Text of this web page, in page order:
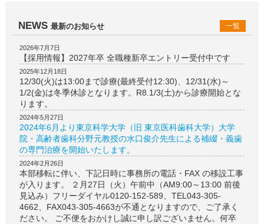
NEWS 最新のお知らせ 一覧
2026年7月7日
【採用情報】2027年卒 全職種新卒エントリー受付中です
2025年12月18日
12/30(火)は13:00まで診療(最終受付12:30)、12/31(水)～
1/2(金)は冬季休診となります。R8.1/3(土)から診療開始とな
ります。
2024年5月27日
2024年6月より東京科学大学（旧 東京医科歯科大学）大学
院・高齢者歯科分野元教授の水口俊介先生による補綴・義歯
の専門治療を開始いたします。
2024年2月26日
本部移転に伴い、下記日時に事務所の電話・FAX の移設工事
が入ります。 ２月27日（火）午前中（AM9:00～13:00 前後
見込み）フリーダイヤル0120-152-589、TEL043-305-
4662、FAX043-305-4663が不通となりますので、ご了承く
ださい。 ご不便をおかけし誠に申し訳ございません。何卒